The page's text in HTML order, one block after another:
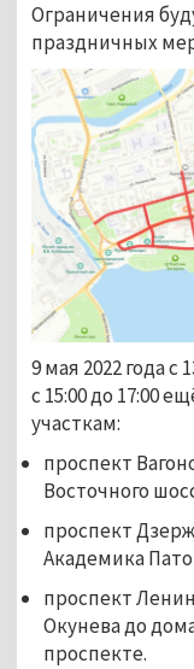
Ограничения
праздничных
9 мая 2022 года с
с 15:00 до 17:00
участкам:
проспект
Восточного
проспект
Академика
проспект
Окунева до
проспекте.